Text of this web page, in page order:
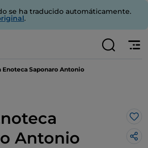
se ha traducido automáticamente.
.
Enoteca Saponaro Antonio
Antonio
Me